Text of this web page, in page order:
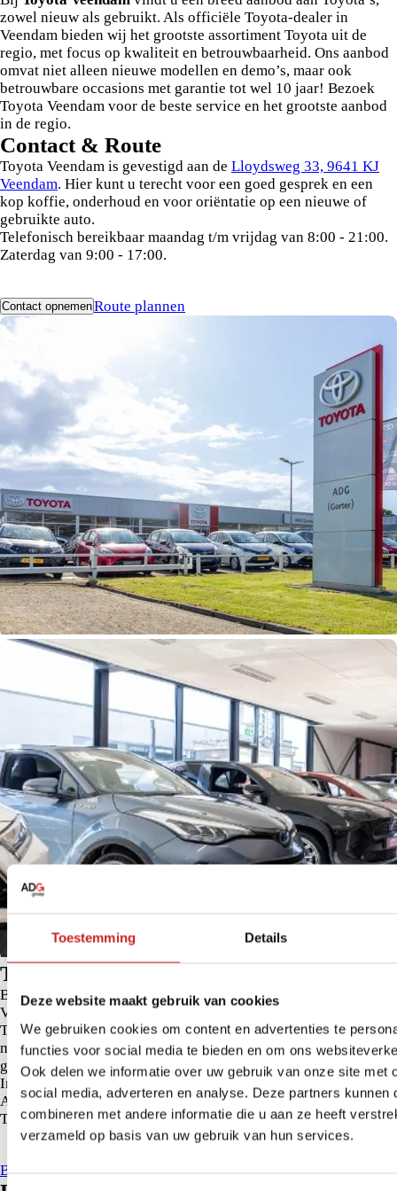
Toestemming Details
Deze website maakt gebruik van cookies
We gebruiken cookies om content en advertenties te
functies voor social media te bieden en om ons
Ook delen we informatie over uw gebruik van onze site met
social media, adverteren en analyse. Deze partners kunnen
combineren met andere informatie die u aan ze heeft
verzameld op basis van uw gebruik van hun services.
zowel nieuw als gebruikt. Als officiële Toyota-dealer in
Veendam bieden wij het grootste assortiment Toyota uit de
regio, met focus op kwaliteit en betrouwbaarheid. Ons aanbod
omvat niet alleen nieuwe modellen en demo’s, maar ook
betrouwbare occasions met garantie tot wel 10 jaar! Bezoek
Toyota Veendam voor de beste service en het grootste aanbod
in de regio.
Contact & Route
Toyota Veendam is gevestigd aan de Lloydsweg 33, 9641 KJ
Veendam. Hier kunt u terecht voor een goed gesprek en een
kop koffie, onderhoud en voor oriëntatie op een nieuwe of
gebruikte auto.
Telefonisch bereikbaar maandag t/m vrijdag van 8:00 - 21:00.
Zaterdag van 9:00 - 17:00.
Contact opnemenRoute plannen
Toyota Occasions in Veendam
Bent u op zoek naar een betrouwbare Toyota occasion in
Veendam? Bij Toyota Veendam vindt u een diverse selectie aan
Toyota occasions. Als onderdeel van ADG Groep bieden we
meer dan 337+ Toyota dealeroccasions. Ons team begeleidt u
graag in een ongedwongen en persoonlijk aankoopproces.
Inclusief onderhoudsbeurt + APK
All-in-prijs zonder dure afleverpakketten
Tot 10 jaar garantie
Bekijk Toyota occasions in Veendam